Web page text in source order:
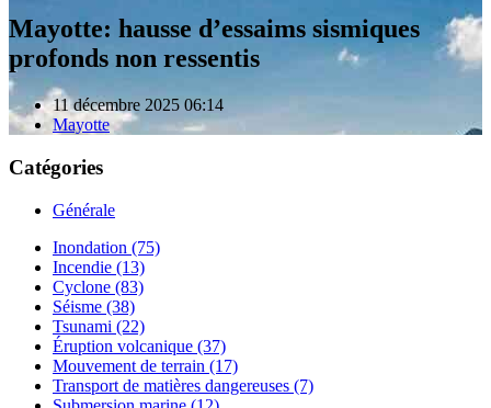
Mayotte: hausse d’essaims sismiques
profonds non ressentis
11 décembre 2025 06:14
Mayotte
Catégories
Générale
Inondation (75)
Incendie (13)
Cyclone (83)
Séisme (38)
Tsunami (22)
Éruption volcanique (37)
Mouvement de terrain (17)
Transport de matières dangereuses (7)